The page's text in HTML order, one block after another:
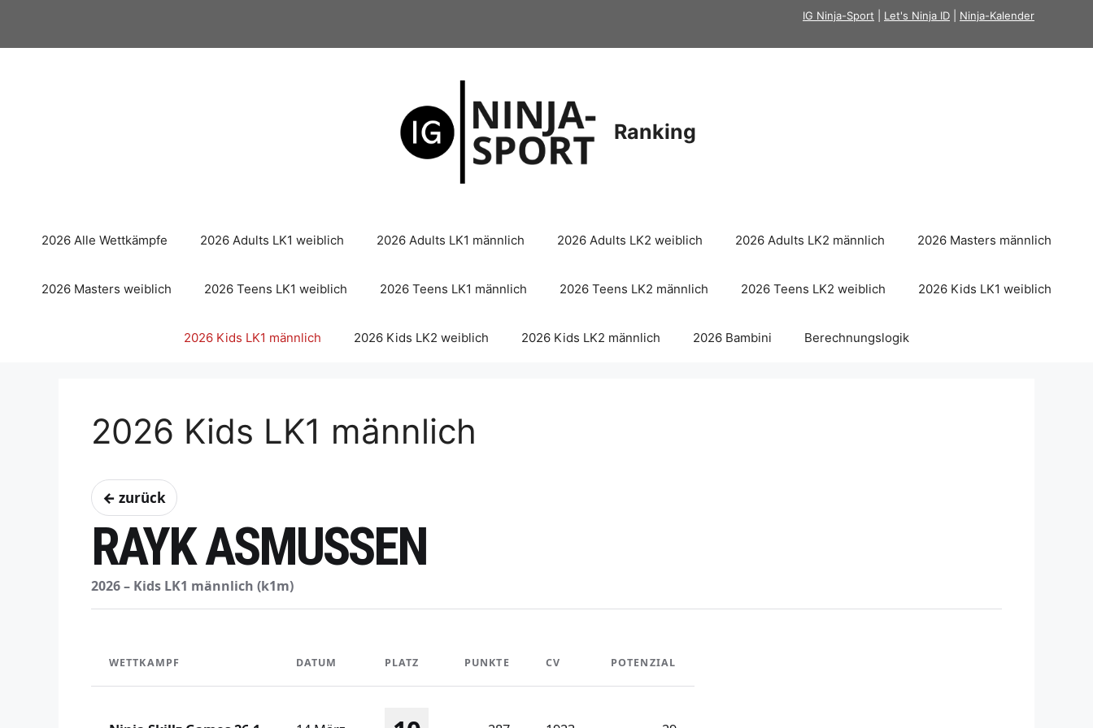
springen
IG Ninja-Sport Let's Ninja ID Ninja-Kalender
Ranking
2026 Alle Wettkämpfe 2026 Adults LK1 weiblich 2026 Adults LK1 männlich 2026 Adults LK2 weiblich 2026 Adults LK2 männlich 2026 Masters männlich
2026 Masters weiblich 2026 Teens LK1 weiblich 2026 Teens LK1 männlich 2026 Teens LK2 männlich 2026 Teens LK2 weiblich 2026 Kids LK1 weiblich
2026 Kids LK1 männlich 2026 Kids LK2 weiblich 2026 Kids LK2 männlich 2026 Bambini Berechnungslogik
2026 Kids LK1 männlich
← zurück
RAYK ASMUSSEN
2026 – Kids LK1 männlich (k1m)
WETTKAMPF DATUM PLATZ PUNKTE CV POTENZIAL